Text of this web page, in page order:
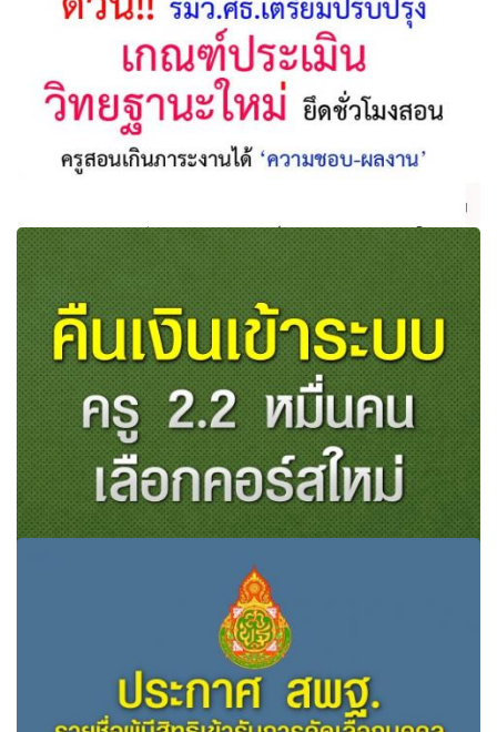
ด่วน!! รมว.ศธ.เตรียมปรับปรุงเกณฑ์ประเมินวิทยฐานะใหม่
สอนเกินภาระงานได้’ความชอบ-ผลงาน’
ครู2.2หมื่นไม่เสียสิทธิคูปองช้อปปิ้งคอร์ส คืนค่าเสียหายยกเลิก